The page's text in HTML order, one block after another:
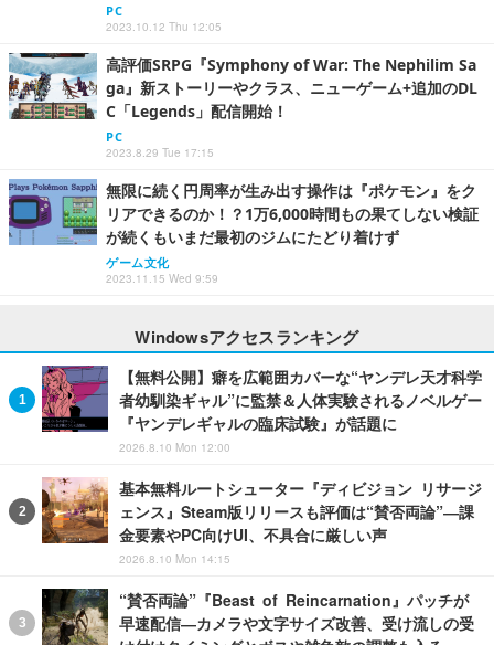
PC
2023.10.12 Thu 12:05
高評価SRPG『Symphony of War: The Nephilim Sa
ga』新ストーリーやクラス、ニューゲーム+追加のDL
C「Legends」配信開始！
PC
2023.8.29 Tue 17:15
無限に続く円周率が生み出す操作は『ポケモン』をク
リアできるのか！？1万6,000時間もの果てしない検証
が続くもいまだ最初のジムにたどり着けず
ゲーム文化
2023.11.15 Wed 9:59
Windowsアクセスランキング
【無料公開】癖を広範囲カバーな“ヤンデレ天才科学
者幼馴染ギャル”に監禁＆人体実験されるノベルゲー
『ヤンデレギャルの臨床試験』が話題に
2026.8.10 Mon 12:00
基本無料ルートシューター『ディビジョン リサージ
ェンス』Steam版リリースも評価は“賛否両論”―課
金要素やPC向けUI、不具合に厳しい声
2026.8.10 Mon 14:15
“賛否両論”『Beast of Reincarnation』パッチが
早速配信―カメラや文字サイズ改善、受け流しの受